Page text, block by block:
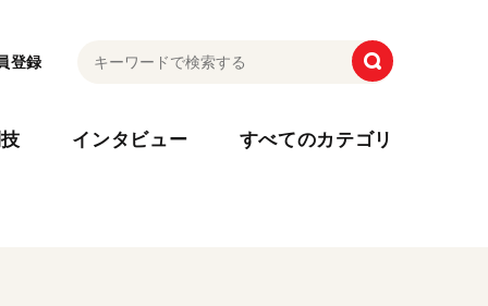
登録
インタビュー すべてのカテゴリ